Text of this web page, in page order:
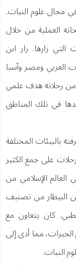
مجال علوم النبات.
العملية من خلال
التي زارها. زار ابن
العربي ومصر وآسيا
من رحلاته هدف علمي
في تلك المناطق
بالبيئات المختلفة
على جمع الكثير
العالم الإسلامي من
البيطار من تصنيف
كان يتعاون مع
مما أدى إلى
النبات.